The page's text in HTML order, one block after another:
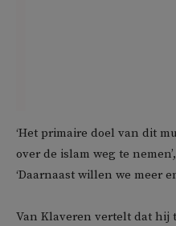
‘Het primaire doel van dit
over de islam weg te
‘Daarnaast willen we meer
Van Klaveren vertelt dat hij